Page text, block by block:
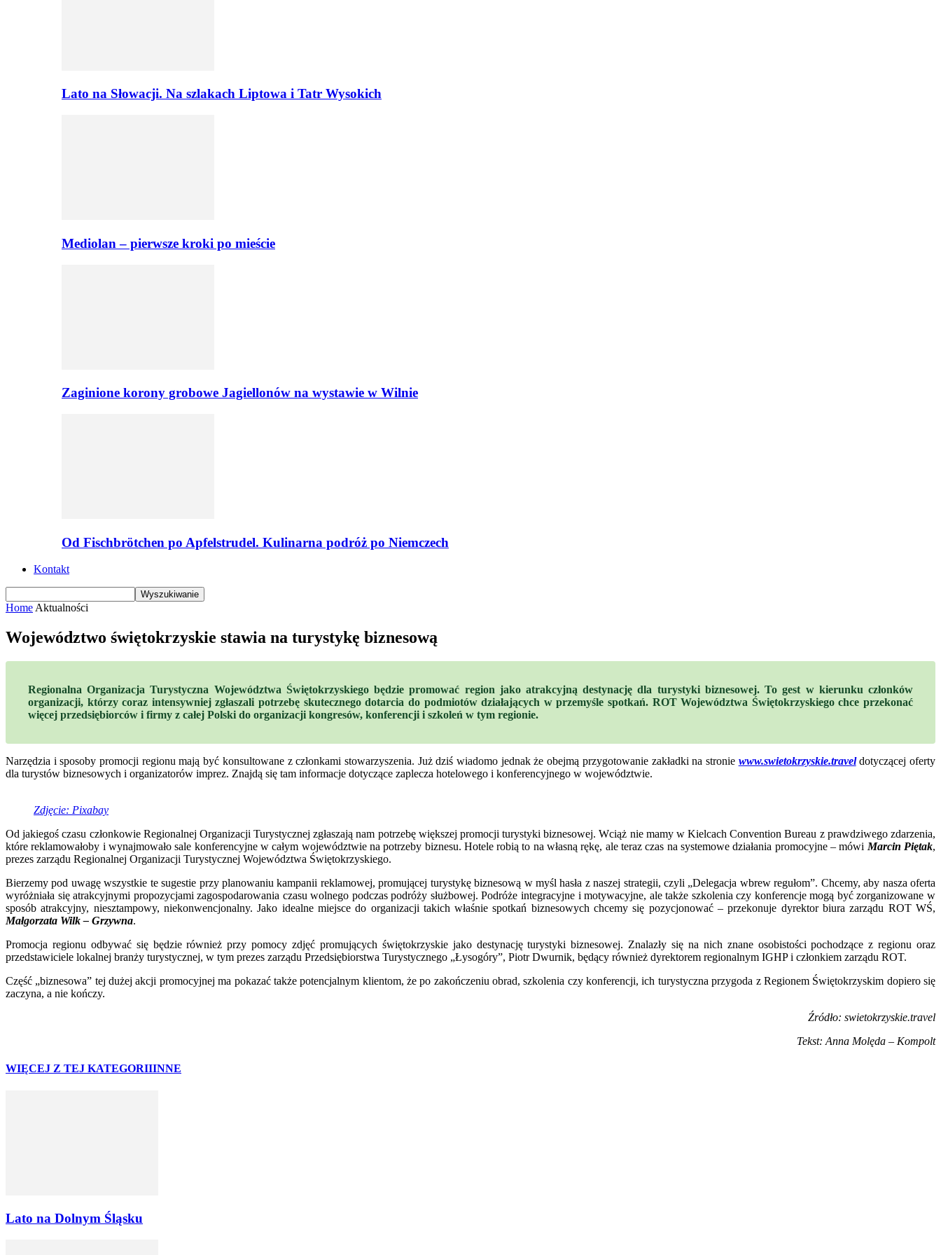
Lato na Słowacji. Na szlakach Liptowa i Tatr Wysokich
Mediolan – pierwsze kroki po mieście
Zaginione korony grobowe Jagiellonów na wystawie w Wilnie
Od Fischbrötchen po Apfelstrudel. Kulinarna podróż po Niemczech
Kontakt
Home Aktualności
Województwo świętokrzyskie stawia na turystykę biznesową
Regionalna Organizacja Turystyczna Województwa Świętokrzyskiego będzie promować region jako atrakcyjną destynację dla turystyki biznesowej. To gest w kierunku członków
organizacji, którzy coraz intensywniej zgłaszali potrzebę skutecznego dotarcia do podmiotów działających w przemyśle spotkań. ROT Województwa Świętokrzyskiego chce przekonać
więcej przedsiębiorców i firmy z całej Polski do organizacji kongresów, konferencji i szkoleń w tym regionie.
Narzędzia i sposoby promocji regionu mają być konsultowane z członkami stowarzyszenia. Już dziś wiadomo jednak że obejmą przygotowanie zakładki na stronie www.swietokrzyskie.traveldotyczącej oferty
dla turystów biznesowych i organizatorów imprez. Znajdą się tam informacje dotyczące zaplecza hotelowego i konferencyjnego w województwie.
Zdjęcie: Pixabay
Od jakiegoś czasu członkowie Regionalnej Organizacji Turystycznej zgłaszają nam potrzebę większej promocji turystyki biznesowej. Wciąż nie mamy w Kielcach Convention Bureau z prawdziwego zdarzenia,
które reklamowałoby i wynajmowało sale konferencyjne w całym województwie na potrzeby biznesu. Hotele robią to na własną rękę, ale teraz czas na systemowe działania promocyjne – mówi Marcin Piętak,
prezes zarządu Regionalnej Organizacji Turystycznej Województwa Świętokrzyskiego.
Bierzemy pod uwagę wszystkie te sugestie przy planowaniu kampanii reklamowej, promującej turystykę biznesową w myśl hasła z naszej strategii, czyli „Delegacja wbrew regułom”. Chcemy, aby nasza oferta
wyróżniała się atrakcyjnymi propozycjami zagospodarowania czasu wolnego podczas podróży służbowej. Podróże integracyjne i motywacyjne, ale także szkolenia czy konferencje mogą być zorganizowane w
sposób atrakcyjny, niesztampowy, niekonwencjonalny. Jako idealne miejsce do organizacji takich właśnie spotkań biznesowych chcemy się pozycjonować – przekonuje dyrektor biura zarządu ROT WŚ,
Małgorzata Wilk – Grzywna.
Promocja regionu odbywać się będzie również przy pomocy zdjęć promujących świętokrzyskie jako destynację turystyki biznesowej. Znalazły się na nich znane osobistości pochodzące z regionu oraz
przedstawiciele lokalnej branży turystycznej, w tym prezes zarządu Przedsiębiorstwa Turystycznego „Łysogóry”, Piotr Dwurnik, będący również dyrektorem regionalnym IGHP i członkiem zarządu ROT.
Część „biznesowa” tej dużej akcji promocyjnej ma pokazać także potencjalnym klientom, że po zakończeniu obrad, szkolenia czy konferencji, ich turystyczna przygoda z Regionem Świętokrzyskim dopiero się
zaczyna, a nie kończy.
Źródło: swietokrzyskie.travel
Tekst: Anna Molęda – Kompolt
WIĘCEJ Z TEJ KATEGORIIINNE
Lato na Dolnym Śląsku